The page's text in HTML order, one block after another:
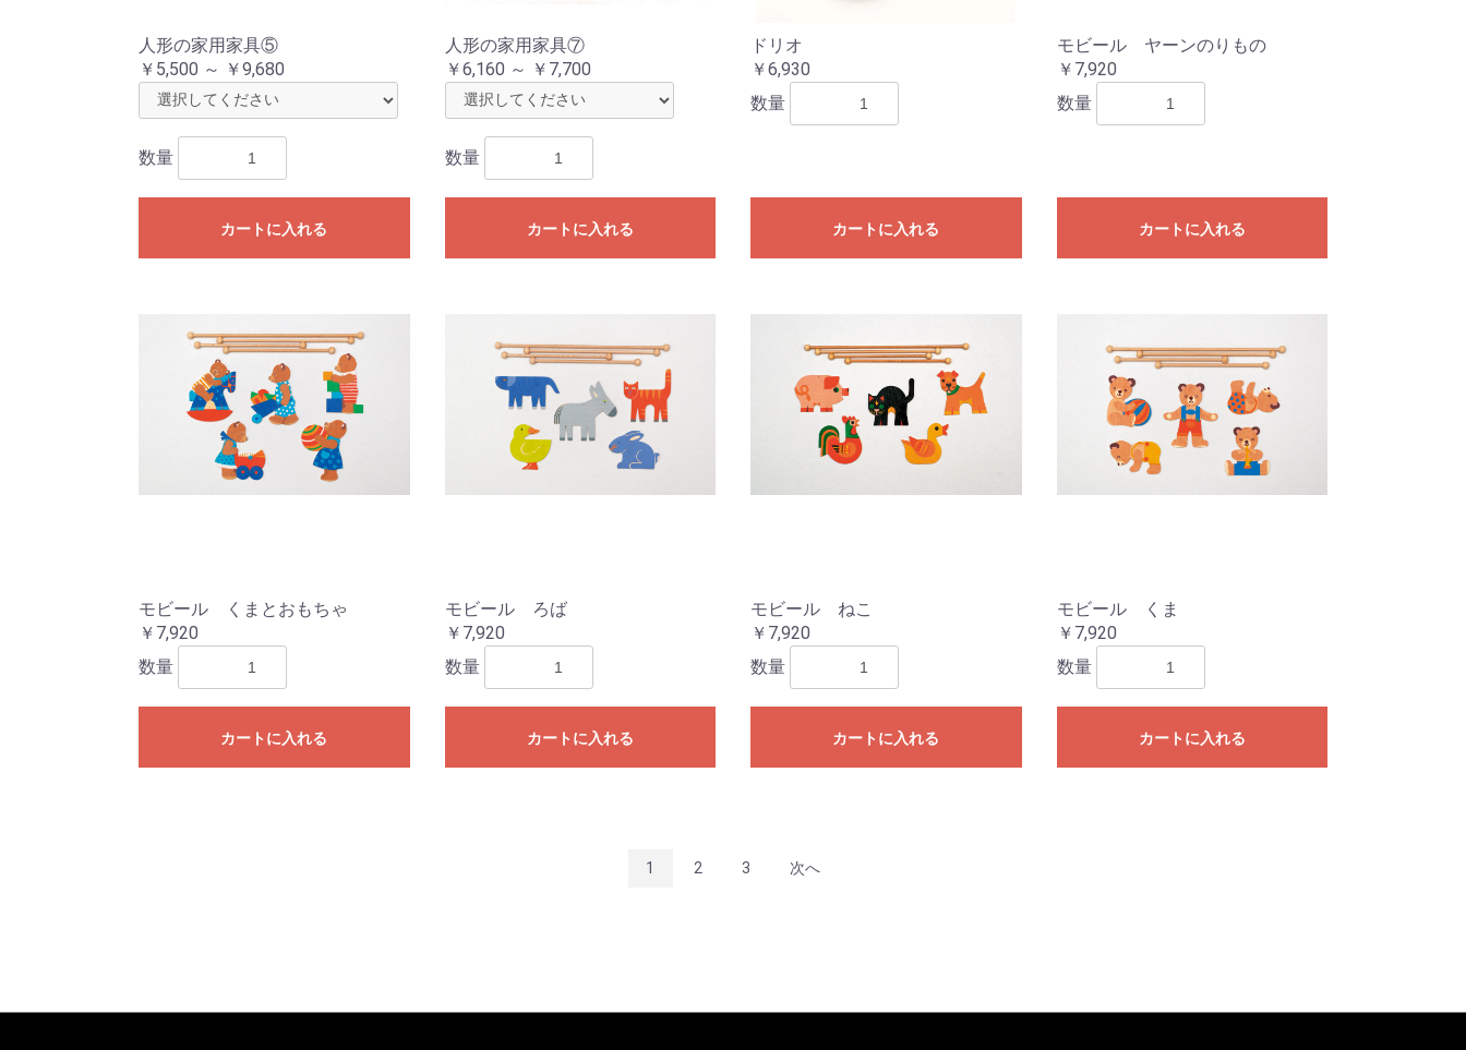
人形の家用家具⑤
￥5,500 ～ ￥9,680
数量
カートに入れる
人形の家用家具⑦
￥6,160 ～ ￥7,700
数量
カートに入れる
ドリオ
￥6,930
数量
カートに入れる
モビール ヤーンのりもの
￥7,920
数量
カートに入れる
モビール くまとおもちゃ
￥7,920
数量
カートに入れる
モビール ろば
￥7,920
数量
カートに入れる
モビール ねこ
￥7,920
数量
カートに入れる
モビール くま
￥7,920
数量
カートに入れる
1 2 3 次へ